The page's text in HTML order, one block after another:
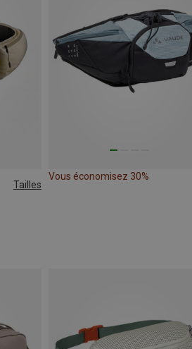
Tailles
Vous économisez 30%